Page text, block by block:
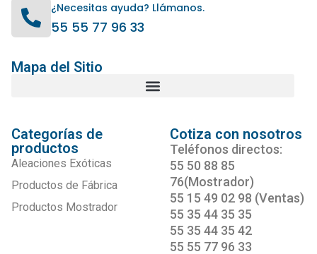
¿Necesitas ayuda? Llámanos.
55 55 77 96 33
Mapa del Sitio
Categorías de
productos
Aleaciones Exóticas
Productos de Fábrica
Productos Mostrador
Cotiza con nosotros
Teléfonos directos:
55 50 88 85
76(Mostrador)
55 15 49 02 98 (Ventas)
55 35 44 35 35
55 35 44 35 42
55 55 77 96 33